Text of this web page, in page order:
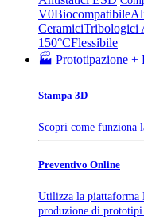
V0Biocompatibile
CeramiciTribologici
150°CFlessibile
🏭 Prototipazione +
Stampa 3D
Scopri come funziona
Preventivo Online
Utilizza la piattaforma
produzione di